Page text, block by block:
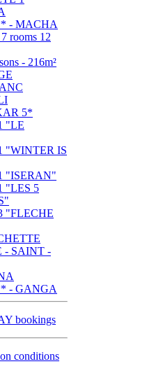
- MACHA
rooms 12
- 216m²
5*
"LE
"WINTER IS
"ISERAN"
"LES 5
"FLECHE
- SAINT -
- GANGA
bookings
conditions